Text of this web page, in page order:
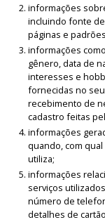
informações
incluindo fonte
páginas e
informações
gênero, data de
interesses e
fornecidas no
recebimento de
cadastro feitas
informações
quando, com
utiliza;
informações
serviços
número de
detalhes de